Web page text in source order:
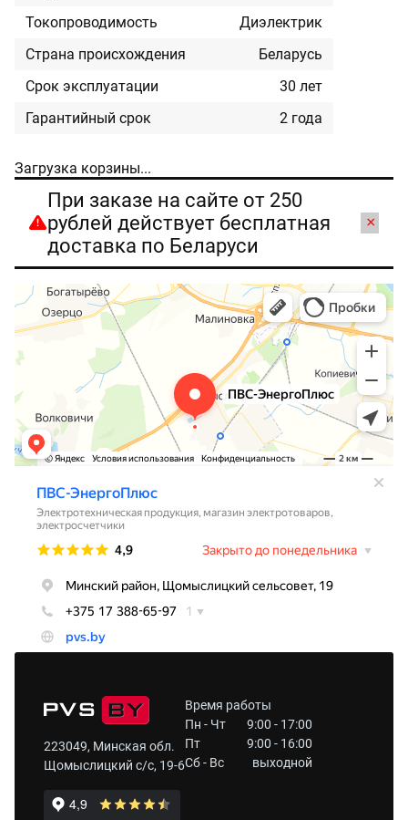
Токопроводимость
Диэлектрик
Страна происхождения
Беларусь
Срок эксплуатации
30 лет
Гарантийный срок
2 года
Загрузка корзины...
При заказе на сайте от 250
рублей действует бесплатная
доставка по Беларуси
×
223049, Минская обл.
Щомыслицкий с/с, 19-6
Время работы
Пн - Чт
9:00 - 17:00
Пт
9:00 - 16:00
Сб - Вс
выходной